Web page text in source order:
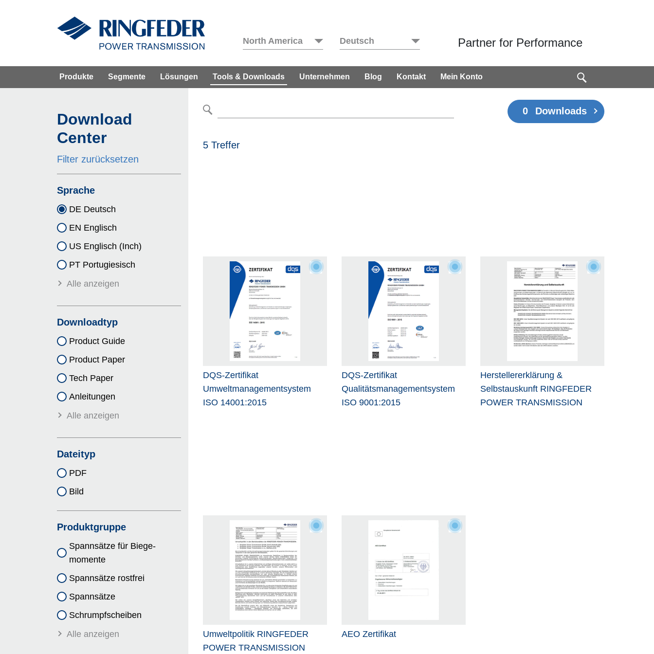
North America Deutsch Partner for Performance
Produkte Segmente Lösungen Tools & Downloads Unternehmen Blog Kontakt Mein Konto
Download
Center
Filter zurücksetzen
Sprache
DE Deutsch
EN Englisch
US Englisch (Inch)
PT Portugiesisch
Alle anzeigen
Downloadtyp
Product Guide
Product Paper
Tech Paper
Anleitungen
Alle anzeigen
Dateityp
PDF
Bild
Produktgruppe
Spannsätze für Biege­
momente
Spannsätze rostfrei
Spannsätze
Schrumpf­scheiben
Alle anzeigen
0 Downloads
5 Treffer
DQS-Zertifikat
Umweltmanagementsystem
ISO 14001:2015
DQS-Zertifikat
Qualitätsmanagementsystem
ISO 9001:2015
Herstellererklärung &
Selbstauskunft RINGFEDER
POWER TRANSMISSION
Umweltpolitik RINGFEDER
POWER TRANSMISSION
AEO Zertifikat